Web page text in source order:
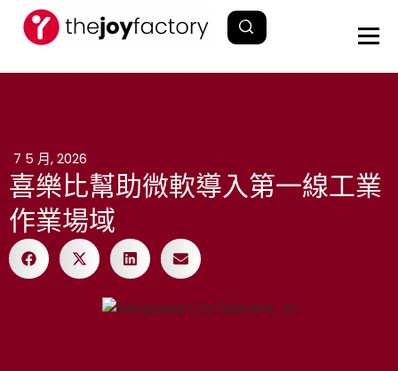
7 5 月, 2026
喜樂比幫助微軟導入第一線工業
作業場域